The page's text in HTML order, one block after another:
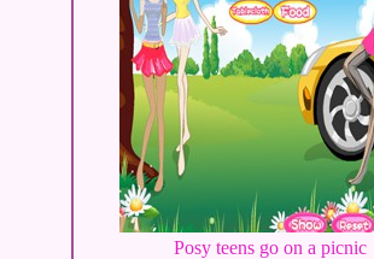
Posy teens go on a picnic